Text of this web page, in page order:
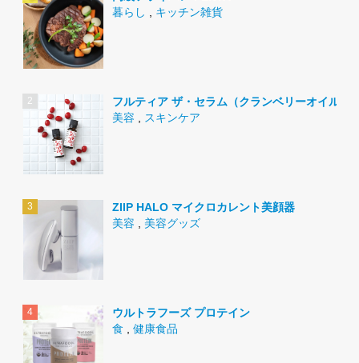
暮らし
キッチン雑貨
フルティア ザ・セラム（クランベリーオイル）
美容
スキンケア
ZIIP HALO マイクロカレント美顔器
美容
美容グッズ
ウルトラフーズ プロテイン
食
健康食品